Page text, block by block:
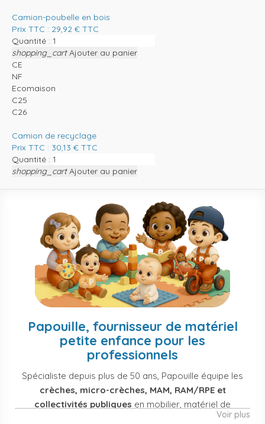
Camion-poubelle en bois
Prix TTC : 29,92 € TTC
Quantité :
shopping_cart Ajouter au panier
CE
NF
Ecomaison
C25
C26
Camion de recyclage
Prix TTC : 30,13 € TTC
Quantité :
shopping_cart Ajouter au panier
Papouille, fournisseur de matériel
petite enfance pour les
professionnels
Spécialiste depuis plus de 50 ans, Papouille équipe les
crèches, micro-crèches, MAM, RAM/RPE et
collectivités publiques en mobilier, matériel de
puériculture, jouets et équipement pour structures
Voir plus